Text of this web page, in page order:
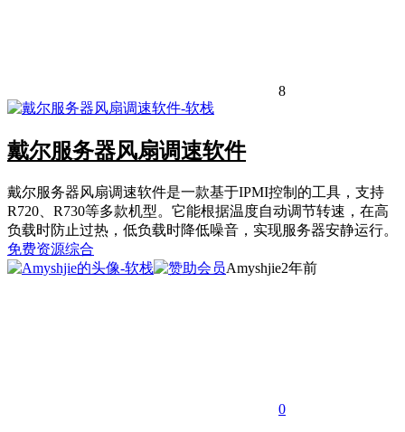
8
戴尔服务器风扇调速软件
戴尔服务器风扇调速软件是一款基于IPMI控制的工具，支持
R720、R730等多款机型。它能根据温度自动调节转速，在高
负载时防止过热，低负载时降低噪音，实现服务器安静运行。
免费资源综合
Amyshjie2年前
0